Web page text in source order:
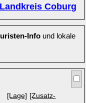
Landkreis Coburg
Info und lokale
[Lage] [Zusatz-